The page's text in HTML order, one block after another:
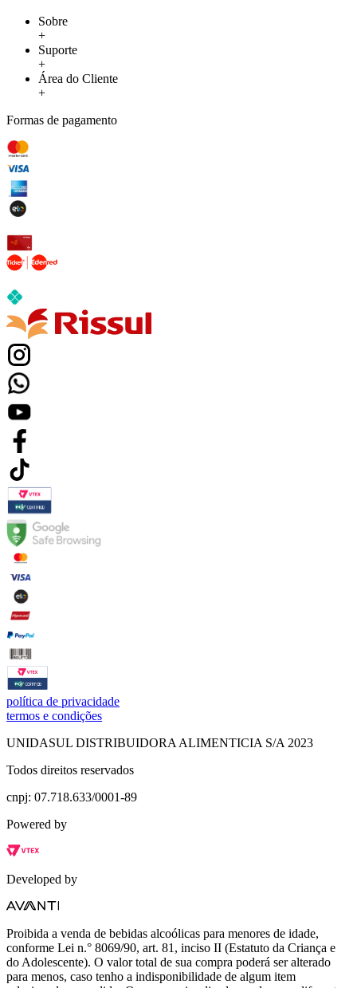
Sobre
+
Suporte
+
Área do Cliente
+
Formas de pagamento
política de privacidade
termos e condições
UNIDASUL DISTRIBUIDORA ALIMENTICIA S/A 2023
Todos direitos reservados
cnpj: 07.718.633/0001-89
Powered by
Developed by
Proibida a venda de bebidas alcoólicas para menores de idade,
conforme Lei n.° 8069/90, art. 81, inciso II (Estatuto da Criança e
do Adolescente). O valor total de sua compra poderá ser alterado
para menos, caso tenho a indisponibilidade de algum item